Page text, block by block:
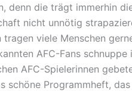
denn die trägt immerhin
nicht unnötig
viele Menschen
AFC-Fans
AFC-Spielerinnen
schöne Programmheft,